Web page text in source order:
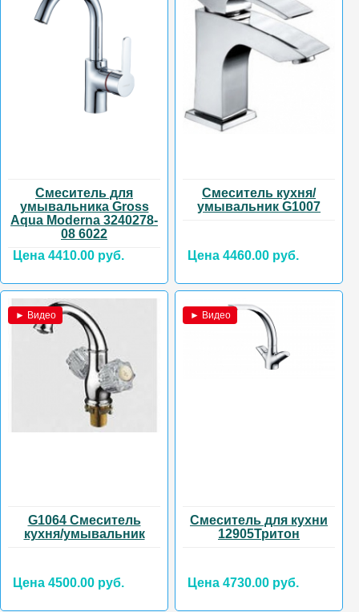
Смеситель для
умывальника Gross
Aqua Moderna 3240278-
08 6022
Цена 4410.00 руб.
Смеситель кухня/
умывальник G1007
Цена 4460.00 руб.
► Видео
G1064 Смеситель
кухня/умывальник
Цена 4500.00 руб.
► Видео
Смеситель для кухни
12905Тритон
Цена 4730.00 руб.